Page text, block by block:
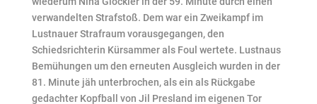
verwandelten Strafstoß. Dem war ein Zweikampf im
Lustnauer Strafraum vorausgegangen, den
Schiedsrichterin Kürsammer als Foul wertete. Lustnaus
Bemühungen um den erneuten Ausgleich wurden in der
81. Minute jäh unterbrochen, als ein als Rückgabe
gedachter Kopfball von Jil Presland im eigenen Tor